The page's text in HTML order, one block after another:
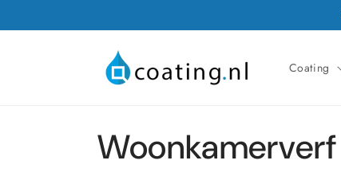
content
Coating
C
Woonkamerverf